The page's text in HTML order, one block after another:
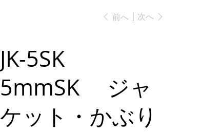
前へ 次へ
JK-5SK
5mmSK ジャ
ケット・かぶり